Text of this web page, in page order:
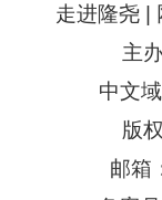
走进隆尧|
主
中文
版
邮箱